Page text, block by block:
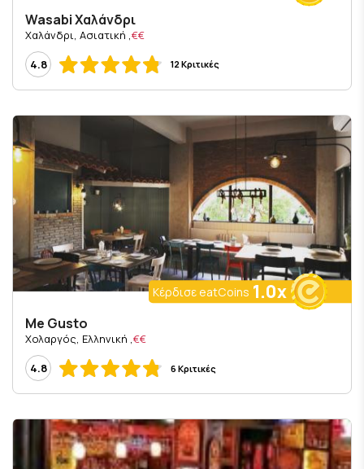
Wasabi Χαλάνδρι
€€
, Χαλάνδρι, Ασιατική
4.8
12 Κριτικές
Κέρδισε eatCoins 1.0x
Me Gusto
€€
, Χολαργός, Ελληνική
4.8
6 Κριτικές